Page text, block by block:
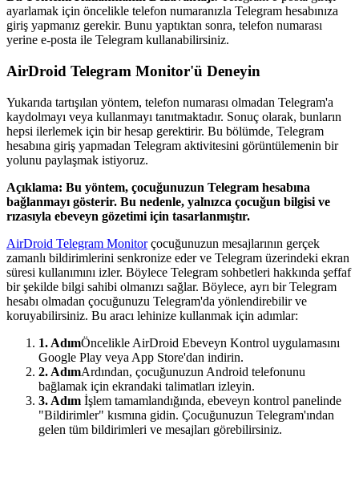
ayarlamak için öncelikle telefon numaranızla Telegram hesabınıza
giriş yapmanız gerekir. Bunu yaptıktan sonra, telefon numarası
yerine e-posta ile Telegram kullanabilirsiniz.
AirDroid Telegram Monitor'ü Deneyin
Yukarıda tartışılan yöntem, telefon numarası olmadan Telegram'a
kaydolmayı veya kullanmayı tanıtmaktadır. Sonuç olarak, bunların
hepsi ilerlemek için bir hesap gerektirir. Bu bölümde, Telegram
hesabına giriş yapmadan Telegram aktivitesini görüntülemenin bir
yolunu paylaşmak istiyoruz.
Açıklama: Bu yöntem, çocuğunuzun Telegram hesabına
bağlanmayı gösterir. Bu nedenle, yalnızca çocuğun bilgisi ve
rızasıyla ebeveyn gözetimi için tasarlanmıştır.
AirDroid Telegram Monitorçocuğunuzun mesajlarının gerçek
zamanlı bildirimlerini senkronize eder ve Telegram üzerindeki ekran
süresi kullanımını izler. Böylece Telegram sohbetleri hakkında şeffaf
bir şekilde bilgi sahibi olmanızı sağlar. Böylece, ayrı bir Telegram
hesabı olmadan çocuğunuzu Telegram'da yönlendirebilir ve
koruyabilirsiniz. Bu aracı lehinize kullanmak için adımlar:
1. AdımÖncelikle AirDroid Ebeveyn Kontrol uygulamasını
Google Play veya App Store'dan indirin.
2. AdımArdından, çocuğunuzun Android telefonunu
bağlamak için ekrandaki talimatları izleyin.
3. Adım İşlem tamamlandığında, ebeveyn kontrol panelinde
"Bildirimler" kısmına gidin. Çocuğunuzun Telegram'ından
gelen tüm bildirimleri ve mesajları görebilirsiniz.